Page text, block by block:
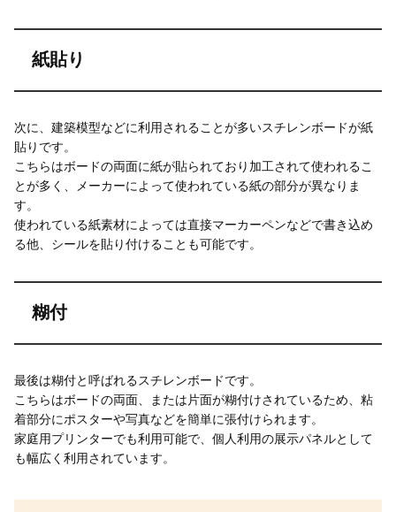
紙貼り
次に、建築模型などに利用されることが多いスチレンボードが紙
貼りです。
こちらはボードの両面に紙が貼られており加工されて使われるこ
とが多く、メーカーによって使われている紙の部分が異なりま
す。
使われている紙素材によっては直接マーカーペンなどで書き込め
る他、シールを貼り付けることも可能です。
糊付
最後は糊付と呼ばれるスチレンボードです。
こちらはボードの両面、または片面が糊付けされているため、粘
着部分にポスターや写真などを簡単に張付けられます。
家庭用プリンターでも利用可能で、個人利用の展示パネルとして
も幅広く利用されています。